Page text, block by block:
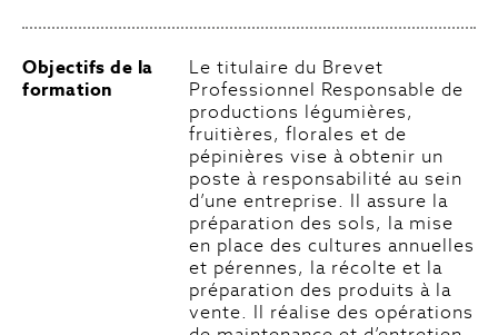
Objectifs de la
formation
Le titulaire du Brevet
Professionnel Responsable de
productions légumières,
fruitières, florales et de
pépinières vise à obtenir un
poste à responsabilité au sein
d’une entreprise. Il assure la
préparation des sols, la mise
en place des cultures annuelles
et pérennes, la récolte et la
préparation des produits à la
vente. Il réalise des opérations